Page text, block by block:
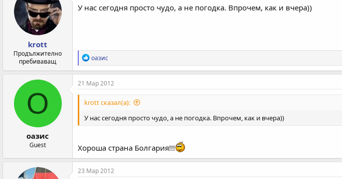
и
и
krott
Продължително
пребиваващ
У нас сегодня просто чудо, а не погодка. Впрочем, как и вчера))
Р
е
а
к
и
оазис
О
оазис
Guest
21 Мар 2012
krott сказал(а):
У нас сегодня просто чудо, а не погодка. Впрочем, как и вчера))
Хороша страна Болгария!!!
23 Мар 2012